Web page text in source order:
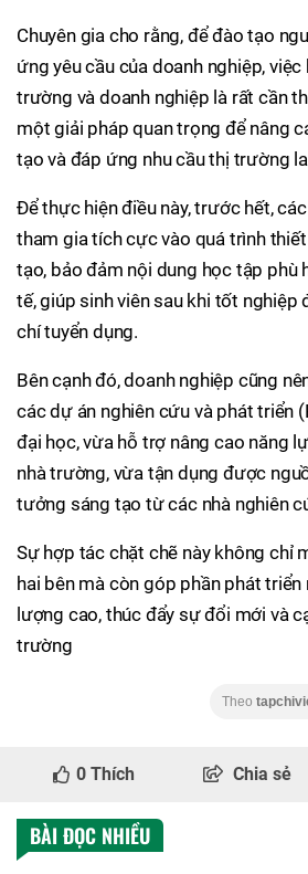
Chuyên gia cho rằng, để đào tạo
ứng yêu cầu của doanh nghiệp,
trường và doanh nghiệp là rất cần
một giải pháp quan trọng để nâng
tạo và đáp ứng nhu cầu thị trường
Để thực hiện điều này, trước hết,
tham gia tích cực vào quá trình
tạo, bảo đảm nội dung học tập phù
tế, giúp sinh viên sau khi tốt
chí tuyển dụng.
Bên cạnh đó, doanh nghiệp cũng
các dự án nghiên cứu và phát triển
đại học, vừa hỗ trợ nâng cao năng
nhà trường, vừa tận dụng được
tưởng sáng tạo từ các nhà nghiên
Sự hợp tác chặt chẽ này không chỉ
hai bên mà còn góp phần phát
lượng cao, thúc đẩy sự đổi mới và
trường
Theo
0 Thích Chia sẻ
BÀI ĐỌC NHIỀU